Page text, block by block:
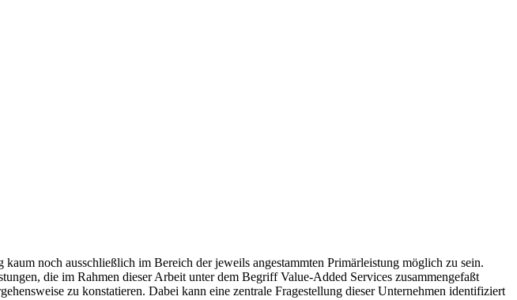
noch ausschließlich im Bereich der jeweils angestammten Primärleistung möglich zu sein.
die im Rahmen dieser Arbeit unter dem Begriff Value-Added Services zusammengefaßt
zu konstatieren. Dabei kann eine zentrale Fragestellung dieser Unternehmen identifiziert